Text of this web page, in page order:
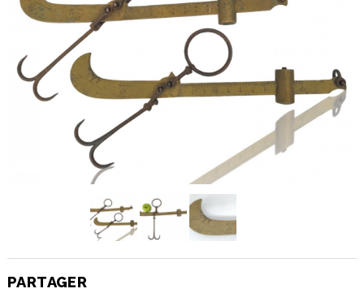
PARTAGER